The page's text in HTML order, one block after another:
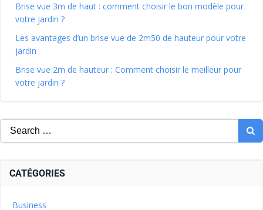
Brise vue 3m de haut : comment choisir le bon modèle pour
votre jardin ?
Les avantages d’un brise vue de 2m50 de hauteur pour votre
jardin
Brise vue 2m de hauteur : Comment choisir le meilleur pour
votre jardin ?
CATÉGORIES
Business